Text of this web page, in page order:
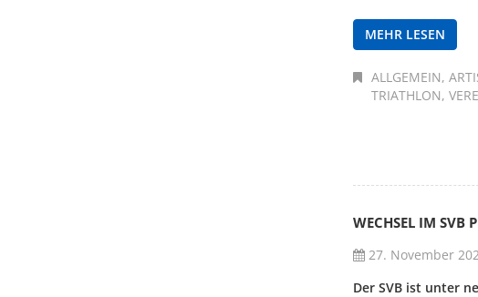
MEHR LESEN
ALLGEMEIN
TRIATHLON
WECHSEL IM SVB
27. November
Der SVB ist unter